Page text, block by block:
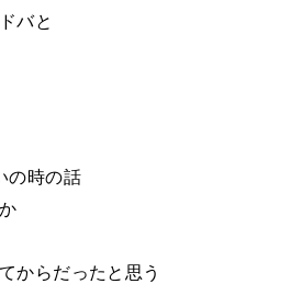
バと
の時の話
からだったと思う